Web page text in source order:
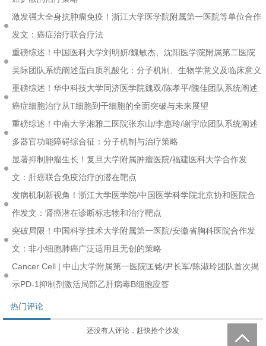
激发强大全身抗肿瘤免疫！浙江大学医学院附属第一医院等单位合作
发文：癌症治疗联合疗法
重磅综述！中国医科大学刘明妍/魏敏杰、沈阳医学院附属第二医院
吴际团队系统阐述蛋白质乳酸化：分子机制、生物学意义及临床意义
重磅综述！华中科技大学同济医学院魏双/陈孝平/隗佳团队系统阐述
癌症细胞治疗从T细胞到干细胞的全面突破与未来展望
重磅综述！中南大学湘雅二医院张东山/李惠玲/谢宇欣团队系统阐述
多器官功能障碍综合征：分子机制与治疗策略
显著抑制肿瘤生长！复旦大学附属肿瘤医院/福建医科大学合作发
文：肝癌联合免疫治疗的潜在靶点
发病机制新视角！浙江大学医学院/中国医学科学院北京协和医院合
作发文：肾癌潜在诊断标志物和治疗靶点
突破局限！中国科学技术大学附属第一医院/安徽省胸科医院合作发
文：非小细胞肺癌广泛适用且无创的策略
Cancer Cell | 中山大学附属第一医院匡铭/尹长军/陈淑玲团队首次揭
示PD-1抑制剂激活局部乙肝病毒B细胞应答
热门评论
还没有人评论，赶快抢个沙发